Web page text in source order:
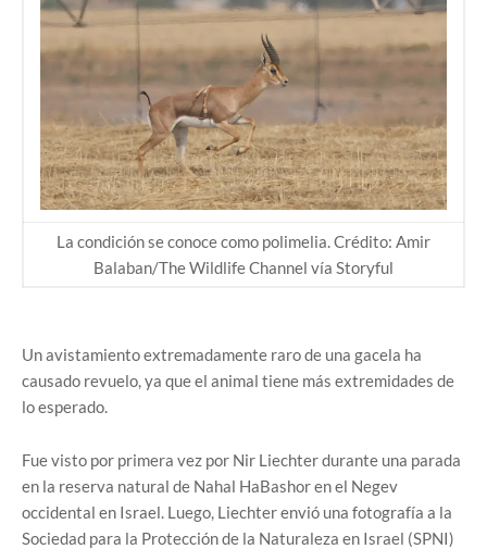
La condición se conoce como polimelia. Crédito: Amir
Balaban/The Wildlife Channel vía Storyful
Un avistamiento extremadamente raro de una gacela ha
causado revuelo, ya que el animal tiene más extremidades de
lo esperado.
Fue visto por primera vez por Nir Liechter durante una parada
en la reserva natural de Nahal HaBashor en el Negev
occidental en Israel. Luego, Liechter envió una fotografía a la
Sociedad para la Protección de la Naturaleza en Israel (SPNI)